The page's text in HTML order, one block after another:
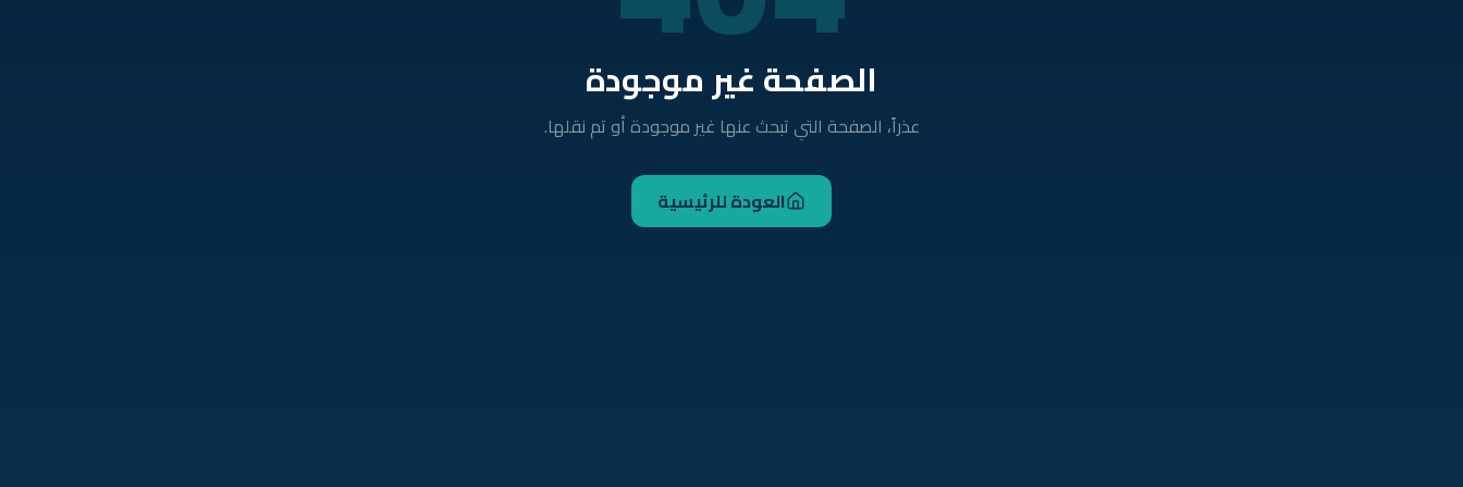
الصفحة غير موجودة
عذراً، الصفحة التي تبحث عنها غير موجودة أو تم نقلها.
العودة للرئيسية